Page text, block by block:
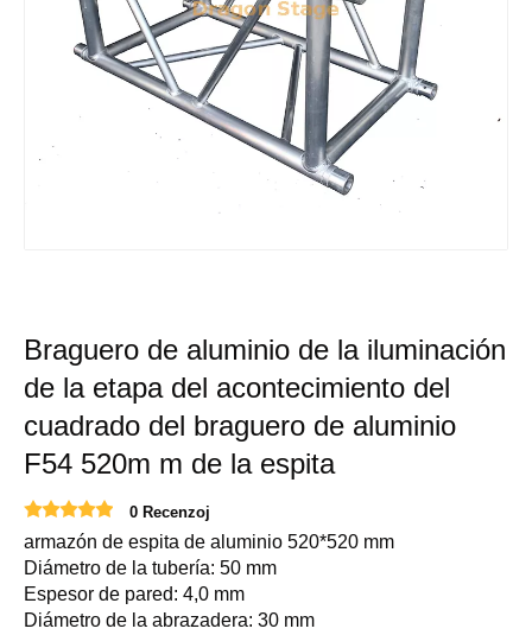
Braguero de aluminio de la iluminación
de la etapa del acontecimiento del
cuadrado del braguero de aluminio
F54 520m m de la espita
0 Recenzoj
armazón de espita de aluminio 520*520 mm
Diámetro de la tubería: 50 mm
Espesor de pared: 4,0 mm
Diámetro de la abrazadera: 30 mm